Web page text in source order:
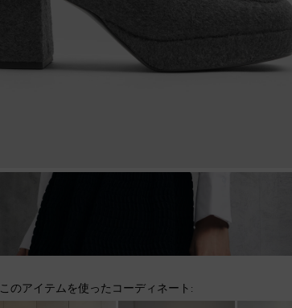
このアイテムを使ったコーディネート: